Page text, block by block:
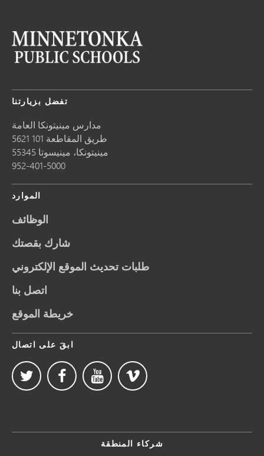
تفضل بزيارتنا
مدارس مينيتونكا العامة
5621 طريق المقاطعة 101
مينيتونكا، مينيسوتا 55345
952-401-5000
الموارد
الوظائف
شارك بقصتك
طلبات تحديث الموقع الإلكتروني
اتصل بنا
خريطة الموقع
ابقَ على اتصال
شركاء المنطقة